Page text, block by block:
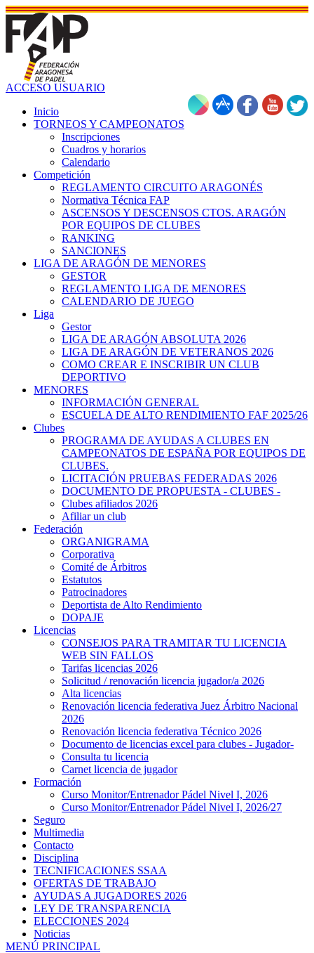
ACCESO USUARIO
Inicio
TORNEOS Y CAMPEONATOS
Inscripciones
Cuadros y horarios
Calendario
Competición
REGLAMENTO CIRCUITO ARAGONÉS
Normativa Técnica FAP
ASCENSOS Y DESCENSOS CTOS. ARAGÓN
POR EQUIPOS DE CLUBES
RANKING
SANCIONES
LIGA DE ARAGÓN DE MENORES
GESTOR
REGLAMENTO LIGA DE MENORES
CALENDARIO DE JUEGO
Liga
Gestor
LIGA DE ARAGÓN ABSOLUTA 2026
LIGA DE ARAGÓN DE VETERANOS 2026
COMO CREAR E INSCRIBIR UN CLUB
DEPORTIVO
MENORES
INFORMACIÓN GENERAL
ESCUELA DE ALTO RENDIMIENTO FAF 2025/26
Clubes
PROGRAMA DE AYUDAS A CLUBES EN
CAMPEONATOS DE ESPAÑA POR EQUIPOS DE
CLUBES.
LICITACIÓN PRUEBAS FEDERADAS 2026
DOCUMENTO DE PROPUESTA - CLUBES -
Clubes afiliados 2026
Afiliar un club
Federación
ORGANIGRAMA
Corporativa
Comité de Árbitros
Estatutos
Patrocinadores
Deportista de Alto Rendimiento
DOPAJE
Licencias
CONSEJOS PARA TRAMITAR TU LICENCIA
WEB SIN FALLOS
Tarifas licencias 2026
Solicitud / renovación licencia jugador/a 2026
Alta licencias
Renovación licencia federativa Juez Árbitro Nacional
2026
Renovación licencia federativa Técnico 2026
Documento de licencias excel para clubes - Jugador-
Consulta tu licencia
Carnet licencia de jugador
Formación
Curso Monitor/Entrenador Pádel Nivel I, 2026
Curso Monitor/Entrenador Pádel Nivel I, 2026/27
Seguro
Multimedia
Contacto
Disciplina
TECNIFICACIONES SSAA
OFERTAS DE TRABAJO
AYUDAS A JUGADORES 2026
LEY DE TRANSPARENCIA
ELECCIONES 2024
Noticias
MENÚ PRINCIPAL